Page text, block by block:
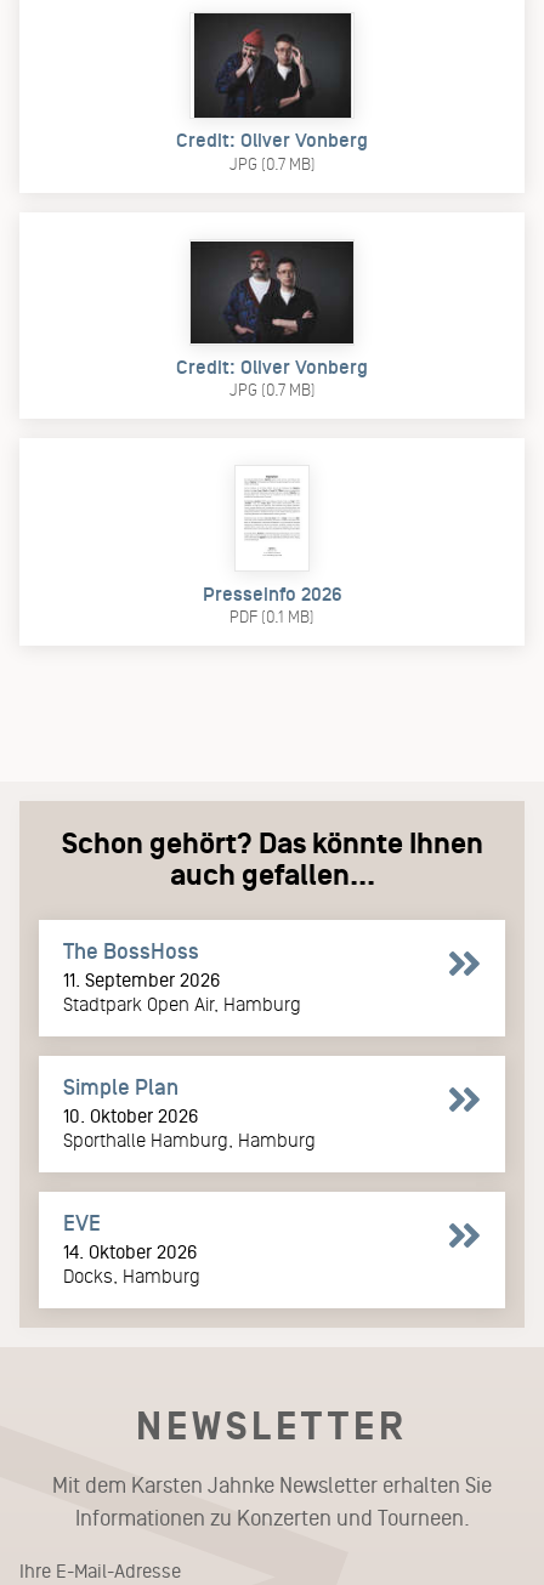
Credit: Oliver Vonberg
JPG (0.7 MB)
Credit: Oliver Vonberg
JPG (0.7 MB)
Presseinfo 2026
PDF (0.1 MB)
Schon gehört? Das könnte Ihnen
auch gefallen...
The BossHoss
11. September 2026
Stadtpark Open Air, Hamburg
Simple Plan
10. Oktober 2026
Sporthalle Hamburg, Hamburg
EVE
14. Oktober 2026
Docks, Hamburg
NEWSLETTER
Mit dem Karsten Jahnke Newsletter erhalten Sie
Informationen zu Konzerten und Tourneen.
Ihre E-Mail-Adresse